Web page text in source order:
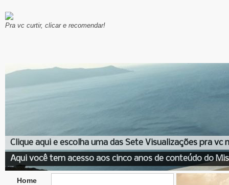
Pra vc curtir, clicar e recomendar!
Clique aqui e escolha uma das Sete Visualizações pra vc
Aqui você tem acesso aos cinco anos de conteúdo do
Home